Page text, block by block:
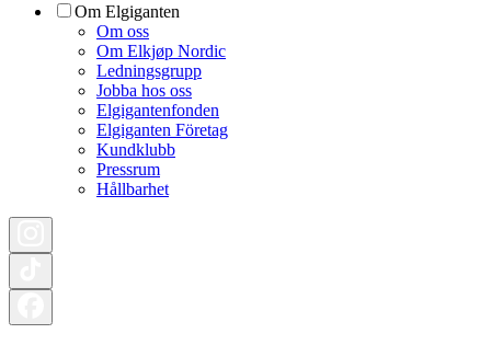
Om Elgiganten
Om oss
Om Elkjøp Nordic
Ledningsgrupp
Jobba hos oss
Elgigantenfonden
Elgiganten Företag
Kundklubb
Pressrum
Hållbarhet